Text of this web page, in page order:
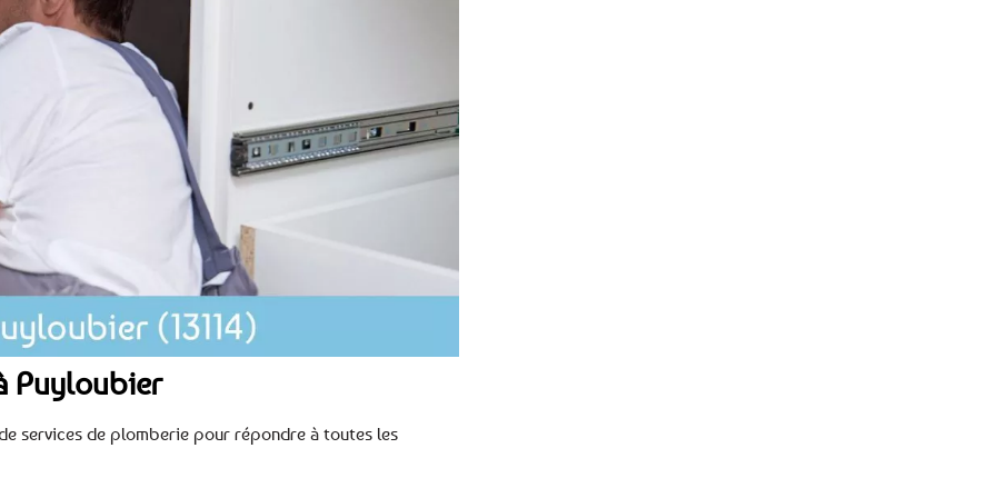
Puyloubier
services de plomberie pour répondre à toutes les